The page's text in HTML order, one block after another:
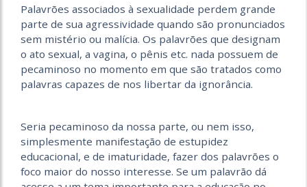
Palavrões associados à sexualidade perdem grande
parte de sua agressividade quando são pronunciados
sem mistério ou malícia. Os palavrões que designam
o ato sexual, a vagina, o pênis etc. nada possuem de
pecaminoso no momento em que são tratados como
palavras capazes de nos libertar da ignorância.
Seria pecaminoso da nossa parte, ou nem isso,
simplesmente manifestação de estupidez
educacional, e de imaturidade, fazer dos palavrões o
foco maior do nosso interesse. Se um palavrão dá